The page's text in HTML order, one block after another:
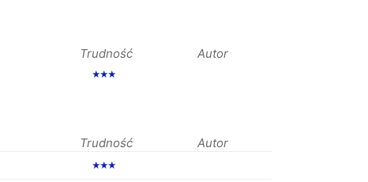
Trudność Autor
★★★
Trudność Autor
★★★